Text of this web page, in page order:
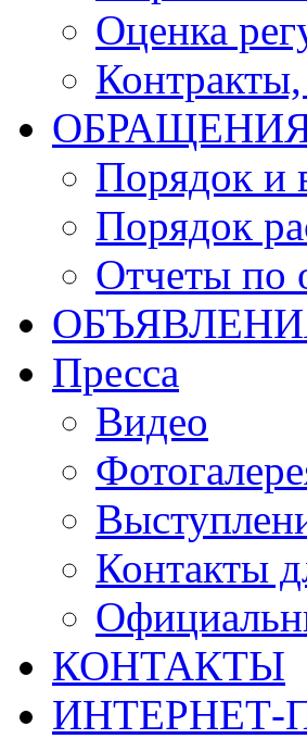
Оценка
Порядок и
Порядок
Отчеты по
Пресса
Видео
Контакты
КОНТАКТЫ